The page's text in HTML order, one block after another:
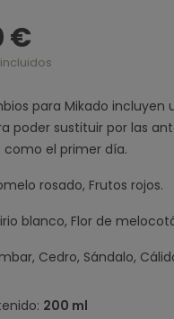
€
para Mikado
poder sustituir por las
el primer día.
rosado, Frutos rojos.
blanco, Flor de
Cedro, Sándalo,
200 ml